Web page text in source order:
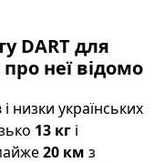
DART для
неї відомо
низки українських
13 кг і
20 км з